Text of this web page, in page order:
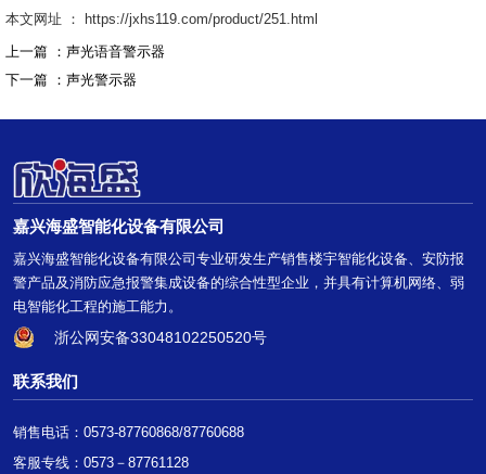
本文网址 ： https://jxhs119.com/product/251.html
上一篇 ： 声光语音警示器
下一篇 ： 声光警示器
嘉兴海盛智能化设备有限公司
嘉兴海盛智能化设备有限公司专业研发生产销售楼宇智能化设备、安防报
警产品及消防应急报警集成设备的综合性型企业，并具有计算机网络、弱
电智能化工程的施工能力。
浙公网安备33048102250520号
联系我们
销售电话：0573-87760868/87760688
客服专线：0573－87761128